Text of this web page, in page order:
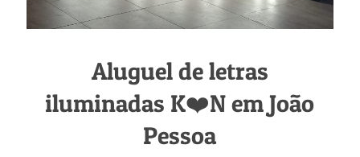
Aluguel de letras
iluminadas K❤️N em João
Pessoa